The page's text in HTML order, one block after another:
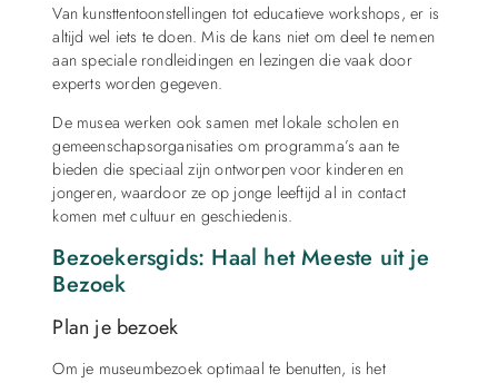
Van kunsttentoonstellingen tot educatieve workshops, er is
altijd wel iets te doen. Mis de kans niet om deel te nemen
aan speciale rondleidingen en lezingen die vaak door
experts worden gegeven.
De musea werken ook samen met lokale scholen en
gemeenschapsorganisaties om programma’s aan te
bieden die speciaal zijn ontworpen voor kinderen en
jongeren, waardoor ze op jonge leeftijd al in contact
komen met cultuur en geschiedenis.
Bezoekersgids: Haal het Meeste uit je
Bezoek
Plan je bezoek
Om je museumbezoek optimaal te benutten, is het